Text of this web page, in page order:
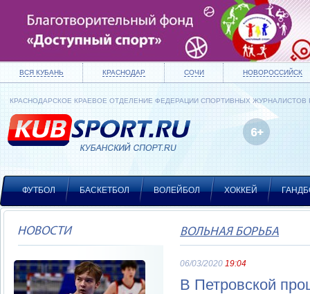
ВСЯ КУБАНЬ КРАСНОДАР СОЧИ НОВОРОССИЙСК
КРАСНОДАРСКОЕ КРАЕВОЕ ОТДЕЛЕНИЕ ФЕДЕРАЦИИ СПОРТИВНЫХ ЖУРНАЛИСТОВ
ФУТБОЛ БАСКЕТБОЛ ВОЛЕЙБОЛ ХОККЕЙ
НОВОСТИ ВОЛЬНАЯ БОРЬБА
06/03/2020 19:04
В Петровской